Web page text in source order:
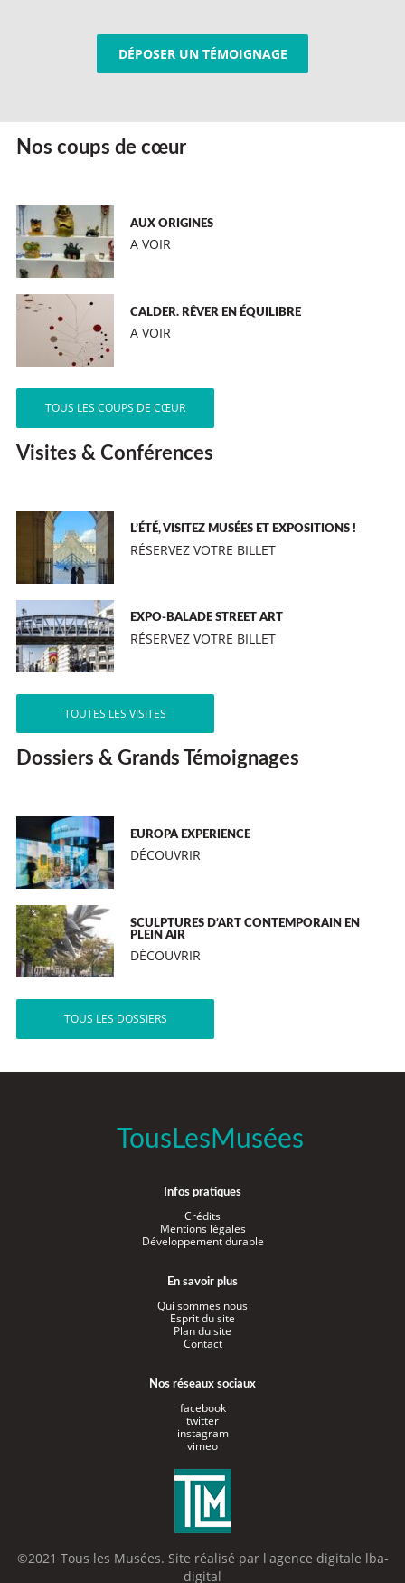
DÉPOSER UN TÉMOIGNAGE
Nos coups de cœur
AUX ORIGINES
A VOIR
CALDER. RÊVER EN ÉQUILIBRE
A VOIR
TOUS LES COUPS DE CŒUR
Visites & Conférences
L’ÉTÉ, VISITEZ MUSÉES ET EXPOSITIONS !
RÉSERVEZ VOTRE BILLET
EXPO-BALADE STREET ART
RÉSERVEZ VOTRE BILLET
TOUTES LES VISITES
Dossiers & Grands Témoignages
EUROPA EXPERIENCE
DÉCOUVRIR
SCULPTURES D’ART CONTEMPORAIN EN
PLEIN AIR
DÉCOUVRIR
TOUS LES DOSSIERS
TousLesMusées
Infos pratiques
Crédits
Mentions légales
Développement durable
En savoir plus
Qui sommes nous
Esprit du site
Plan du site
Contact
Nos réseaux sociaux
facebook
twitter
instagram
vimeo
©2021 Tous les Musées. Site réalisé par l'agence digitale lba-
digital